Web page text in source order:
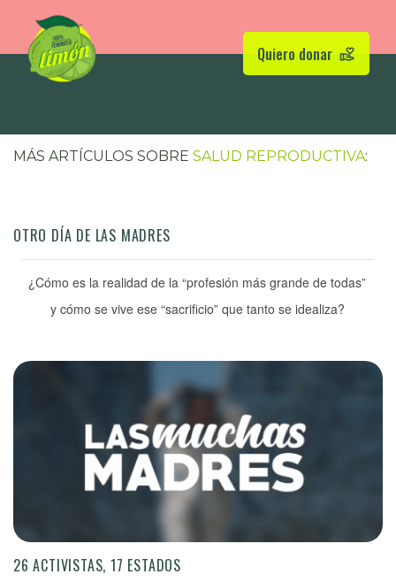
Quiero donar
MÁS ARTÍCULOS SOBRE SALUD REPRODUCTIVA:
OTRO DÍA DE LAS MADRES
¿Cómo es la realidad de la “profesión más grande de todas”
y cómo se vive ese “sacrificio” que tanto se idealiza?
26 ACTIVISTAS, 17 ESTADOS